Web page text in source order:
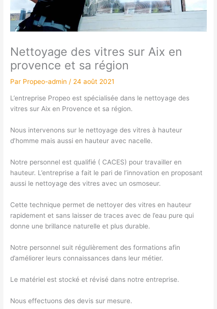
Nettoyage des vitres sur Aix en
provence et sa région
Par Propeo-admin / 24 août 2021
L’entreprise Propeo est spécialisée dans le nettoyage des
vitres sur Aix en Provence et sa région.
Nous intervenons sur le nettoyage des vitres à hauteur
d’homme mais aussi en hauteur avec nacelle.
Notre personnel est qualifié ( CACES) pour travailler en
hauteur. L’entreprise a fait le pari de l’innovation en proposant
aussi le nettoyage des vitres avec un osmoseur.
Cette technique permet de nettoyer des vitres en hauteur
rapidement et sans laisser de traces avec de l’eau pure qui
donne une brillance naturelle et plus durable.
Notre personnel suit régulièrement des formations afin
d’améliorer leurs connaissances dans leur métier.
Le matériel est stocké et révisé dans notre entreprise.
Nous effectuons des devis sur mesure.